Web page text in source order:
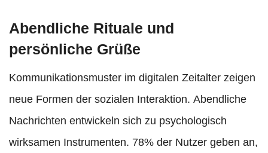
Abendliche Rituale und
persönliche Grüße
Kommunikationsmuster im digitalen Zeitalter zeigen
neue Formen der sozialen Interaktion. Abendliche
Nachrichten entwickeln sich zu psychologisch
wirksamen Instrumenten. 78% der Nutzer geben an,